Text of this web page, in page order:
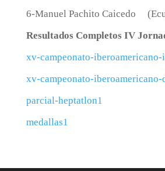
6-Manuel Pachito Caicedo
Resultados Completos IV
xv-campeonato-
xv-campeonato-iberoamericano-
parcial-heptatlon1
medallas1